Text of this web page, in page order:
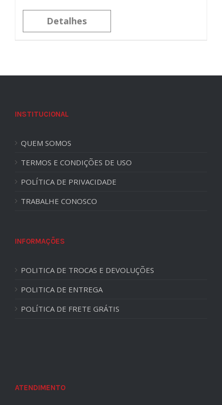
Detalhes
INSTITUCIONAL
QUEM SOMOS
TERMOS E CONDIÇÕES DE USO
POLÍTICA DE PRIVACIDADE
TRABALHE CONOSCO
INFORMAÇÕES
POLITICA DE TROCAS E DEVOLUÇÕES
POLITICA DE ENTREGA
POLÍTICA DE FRETE GRÁTIS
ATENDIMENTO